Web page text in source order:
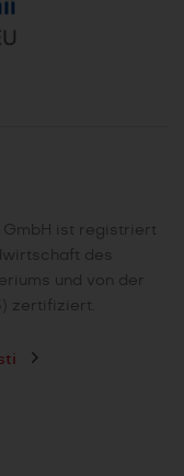
GmbH ist registriert
des
und von der
zertifiziert.